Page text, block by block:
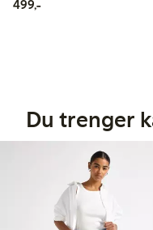
499,-499,00 kr
Du trenger